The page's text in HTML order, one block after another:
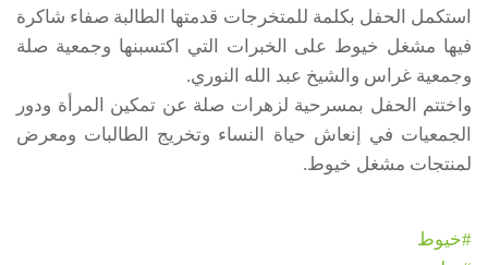
استكمل الحفل بكلمة للمتخرجات قدمتها الطالبة صفاء شاكرة
فيها مشغل خيوط على الخبرات التي اكتسبنها وجمعية صلة
وجمعية غراس والشيخ عبد الله النوري.
واختتم الحفل بمسرحية لزهرات صلة عن تمكين المرأة ودور
الجمعيات في إنعاش حياة النساء وتخريج الطالبات ومعرض
لمنتجات مشغل خيوط.
#خيوط